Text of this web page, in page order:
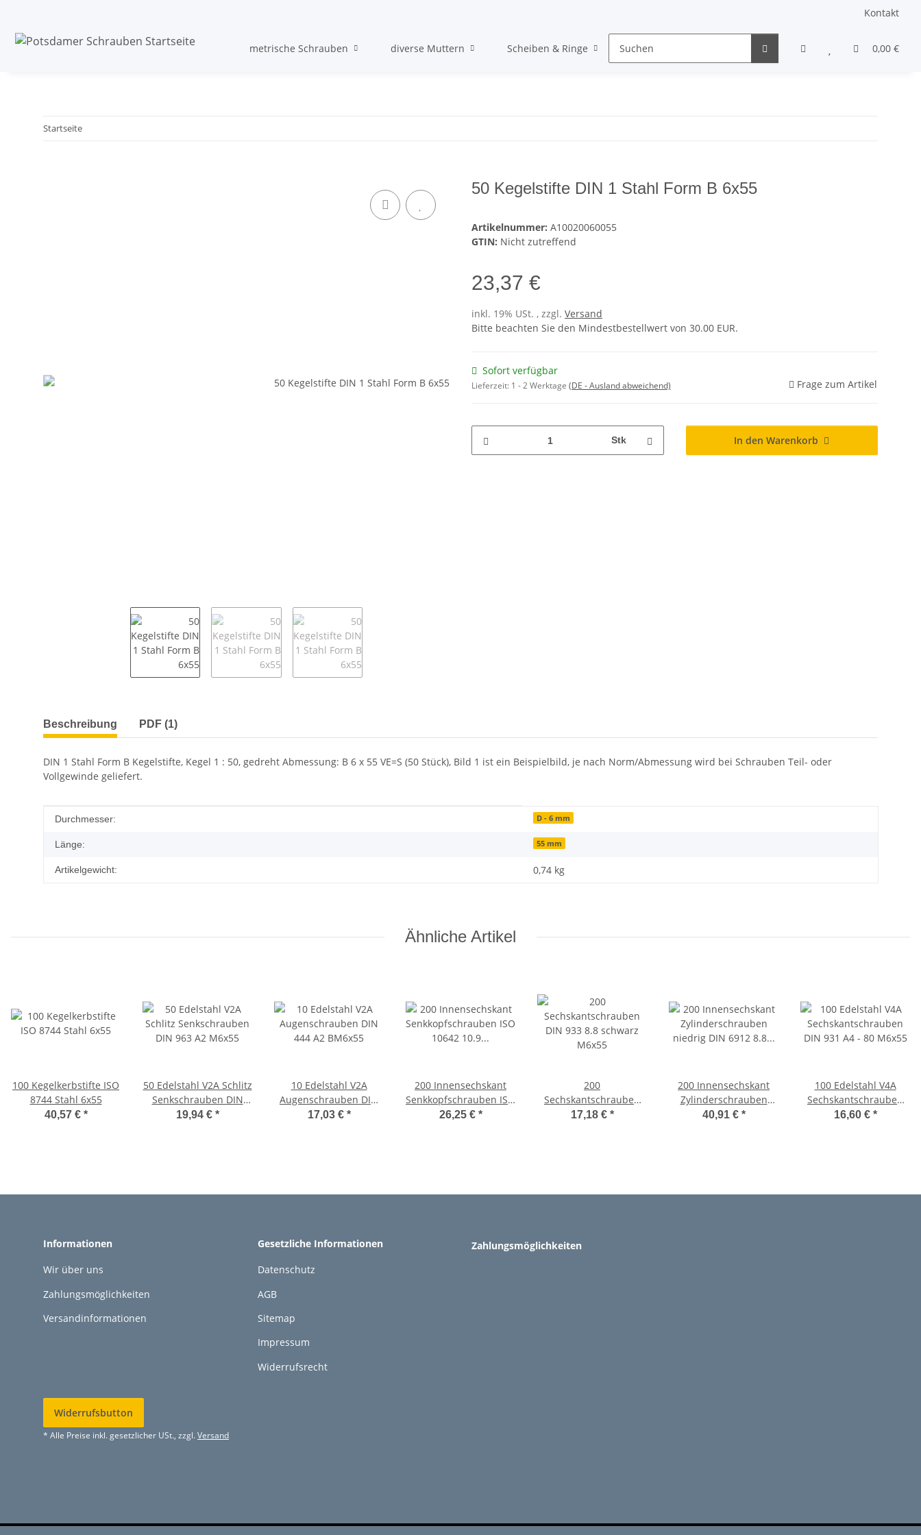
Kontakt
0,00 €
metrische Schrauben diverse Muttern Scheiben & Ringe Gewindestifte & Stifte andere Schrauben
Startseite
50 Kegelstifte DIN 1 Stahl Form B 6x55
Artikelnummer: A10020060055
GTIN: Nicht zutreffend
23,37 €
inkl. 19% USt. , zzgl. Versand
Bitte beachten Sie den Mindestbestellwert von 30.00 EUR.
Sofort verfügbar
Lieferzeit: 1 - 2 Werktage (DE - Ausland abweichend) Frage zum Artikel
Stk In den Warenkorb
weitere Registerkarten anzeigen
Beschreibung PDF (1)
DIN 1 Stahl Form B Kegelstifte, Kegel 1 : 50, gedreht Abmessung: B 6 x 55 VE=S (50 Stück), Bild 1 ist ein Beispielbild, je nach Norm/Abmessung wird bei Schrauben Teil- oder
Vollgewinde geliefert.
Produkteigenschaft
Wert
Durchmesser: D - 6 mm
Länge: 55 mm
Artikelgewicht: 0,74 kg
Ähnliche Artikel
100 Kegelkerbstifte ISO
8744 Stahl 6x55
40,57 € *
50 Edelstahl V2A Schlitz
Senkschrauben DIN
963 A2 M6x55
19,94 € *
10 Edelstahl V2A
Augenschrauben DIN
444 A2 BM6x55
17,03 € *
200 Innensechskant
Senkkopfschrauben ISO
10642 10.9 verzinkt
26,25 € *
200
Sechskantschrauben
DIN 933 8.8 schwarz
17,18 € *
200 Innensechskant
Zylinderschrauben
niedrig DIN 6912 8.8
40,91 € *
100 Edelstahl V4A
Sechskantschrauben
DIN 931 A4 - 80 M6x55
16,60 € *
Informationen
Wir über uns
Zahlungsmöglichkeiten
Versandinformationen
Gesetzliche Informationen
Datenschutz
AGB
Sitemap
Impressum
Widerrufsrecht
Zahlungsmöglichkeiten
Widerrufsbutton
* Alle Preise inkl. gesetzlicher USt., zzgl.Versand